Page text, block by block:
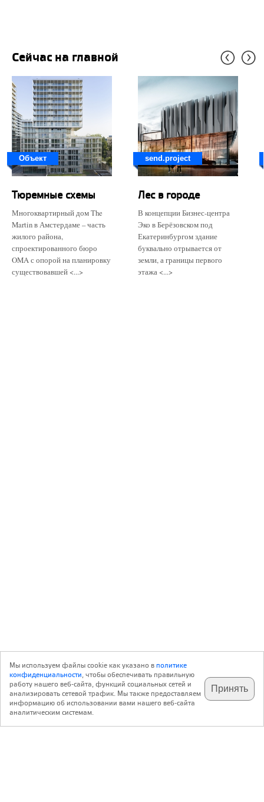
Сейчас на главной
Объект
Тюремные схемы
Многоквартирный дом The
Martin в Амстердаме – часть
жилого района,
спроектированного бюро
OMA с опорой на планировку
существовавшей <...>
send.project
Лес в городе
В концепции Бизнес-центра
Эко в Берёзовском под
Екатеринбургом здание
буквально отрывается от
земли, а границы первого
этажа <...>
подпишитесь на наш
телеграм @archi_ru
✕
с 20 июля 1999 г.
Мы используем файлы cookie как указано вполитике
конфиденциальности, чтобы обеспечивать правильную
работу нашего веб-сайта, функций социальных сетей и
анализировать сетевой трафик. Мы также предоставляем
информацию об использовании вами нашего веб-сайта
аналитическим системам.
Принять